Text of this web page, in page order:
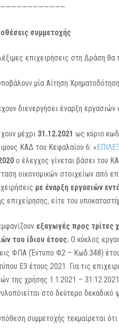
συμμετοχής
επιχειρήσεις στη Δράση
μία Αίτηση
διενεργήσει έναρξη
μέχρι31.12.2021 ως κύριο
ΚΑΔ του Κεφαλαίου 6: «
ο έλεγχος γίνεται βάσει του
οικονομικών στοιχείων από
με έναρξη εργασιών
επιχείρησης, είτε του
εξαγωγές προς τρίτες
του ίδιου έτους. Ο κύκλος
ΦΠΑ (Έντυπο Φ2 – Κωδ.348)
Ε3 έτους 2021. Για τις
της χρήσης 1.1.2021 –
στο δεύτερο δεκαδικό
συμμετοχής τεκμαίρεται